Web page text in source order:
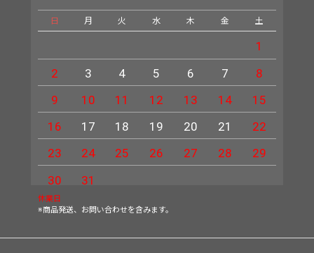
日 月 火 水 木 金 土
1
2
3 4 5 6 7
8
9
10 11 12 13 14
15
16
17 18 19 20 21
22
23
24 25 26 27 28
29
30
31
休業日
※商品発送、お問い合わせを含みます。